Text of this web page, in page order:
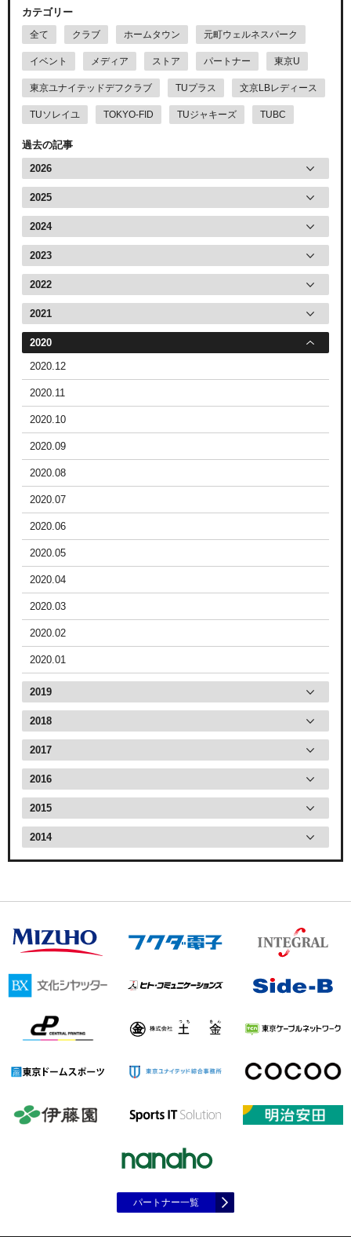
カテゴリー
全て クラブ ホームタウン 元町ウェルネスパーク
イベント メディア ストア パートナー 東京U
東京ユナイテッドデフクラブ TUプラス 文京LBレディース
TUソレイユ TOKYO-FID TUジャキーズ TUBC
過去の記事
2026
2025
2024
2023
2022
2021
2020
2020.12
2020.11
2020.10
2020.09
2020.08
2020.07
2020.06
2020.05
2020.04
2020.03
2020.02
2020.01
2019
2018
2017
2016
2015
2014
パートナー一覧